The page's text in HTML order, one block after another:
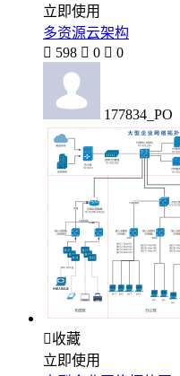
立即使用
多资源云架构
 598  0  0
177834_PO
收藏
立即使用